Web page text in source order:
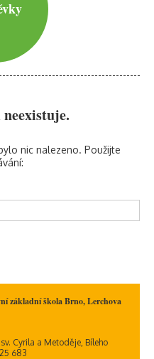
nic nalezeno. Použijte
základní škola Brno, Lerchova
Cyrila a Metoděje, Bíleho
683